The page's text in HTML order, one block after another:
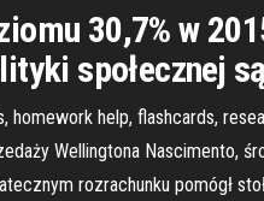
30,7% w
społecznej
homework help, flashcards,
Wellingtona Nascimento,
rozrachunku pomógł